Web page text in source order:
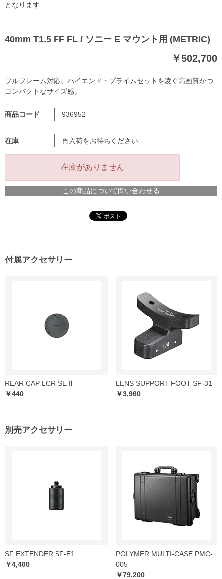
となります
40mm T1.5 FF FL / ソニー E マウント用 (METRIC)
￥502,700
商品コード 936952
在庫 再入荷をお待ちください
在庫がありません
この商品について問い合わせる
フルフレーム対応。ハイエンド・プライムセットを凌ぐ高画質かつ
コンパクトなサイズ感。
付属アクセサリー
REAR CAP LCR-SE Ⅱ
￥440
LENS SUPPORT FOOT SF-31
￥3,960
別売アクセサリー
SF EXTENDER SF-E1
￥4,400
POLYMER MULTI-CASE PMC-
005
￥79,200